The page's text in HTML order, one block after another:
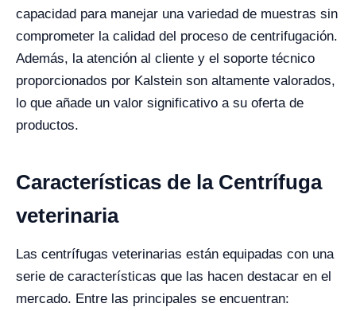
capacidad para manejar una variedad de muestras sin
comprometer la calidad del proceso de centrifugación.
Además, la atención al cliente y el soporte técnico
proporcionados por Kalstein son altamente valorados,
lo que añade un valor significativo a su oferta de
productos.
Características de la Centrífuga
veterinaria
Las centrífugas veterinarias están equipadas con una
serie de características que las hacen destacar en el
mercado. Entre las principales se encuentran: